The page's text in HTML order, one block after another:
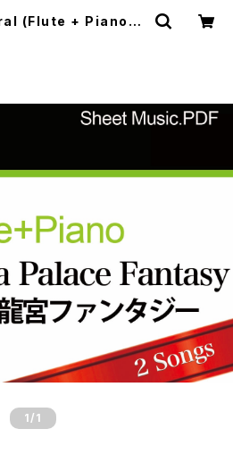
(Flute + Piano) |
1 /1